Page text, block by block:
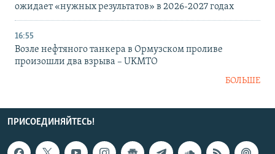
ожидает «нужных результатов» в 2026-2027 годах
16:55
Возле нефтяного танкера в Ормузском проливе
произошли два взрыва – UKMTO
БОЛЬШЕ
ПРИСОЕДИНЯЙТЕСЬ!